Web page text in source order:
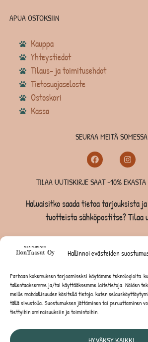
Hallinnoi evästeiden
Parhaan kokemuksen tarjoamiseksi käytämme teknologioita,
tallentaaksemme ja/tai käyttääksemme laitetietoja. Näiden
meille mahdollisuuden käsitellä tietoja, kuten
tällä sivustolla. Suostumuksen jättäminen tai peruuttaminen
tiettyihin ominaisuuksiin ja toimintoihin.
APUA OSTOKSIIN
Kauppa
Yhteystiedot
Tilaus- ja toimitusehdot
Tietosuojaseloste
Ostoskori
Kassa
SEURAA MEITÄ SOMESSA
TILAA UUTISKIRJE SAAT -10% EKASTA
Haluaisitko saada tietoa tarjouksista
tuotteista sähköpostitse? Tilaa
TILAA UUTISKIRJE -SAAT -10% EKASTA
KISSOILLE
JYRSIJÖILLE